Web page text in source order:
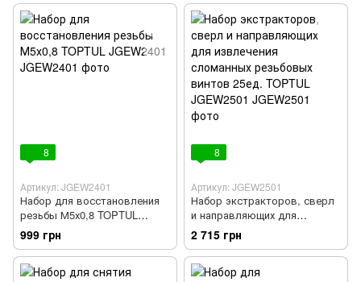
8
Артикул: JGEW2401
Набор для восстановления
резьбы М5х0,8 TOPTUL
JGEW2401
999 грн
8
Артикул: JGEW2501
Набор экстракторов, сверл
и направляющих для
извлечения сломанных
резьбовых винтов 25ед.
TOPTUL JGEW2501
2 715 грн